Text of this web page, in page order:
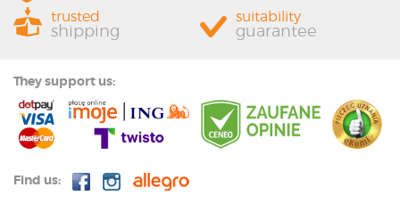
trusted
shipping
suitability
guarantee
They support us:
Find us: